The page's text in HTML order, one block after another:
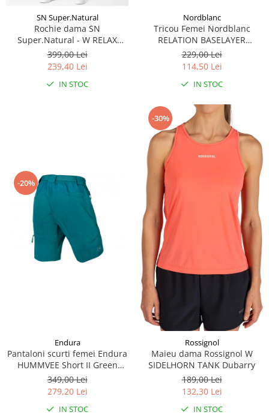
Geci ski copii
Pantaloni ski
Bluze
Barbati
Femei
Accesorii
SN Super.Natural
Rochie dama SN
Super.Natural - W RELAX
DRESS - Jet Black
399,00 Lei
239,40 Lei
IN STOC
Nordblanc
Tricou Femei Nordblanc
RELATION BASELAYER
MERINO air pink
229,00 Lei
114,50 Lei
IN STOC
-20%
Endura
Pantaloni scurti femei Endura
HUMMVEE Short II Green
Spruce
349,00 Lei
279,20 Lei
IN STOC
-30%
Rossignol
Maieu dama Rossignol W
SIDELHORN TANK Dubarry
189,00 Lei
132,30 Lei
IN STOC